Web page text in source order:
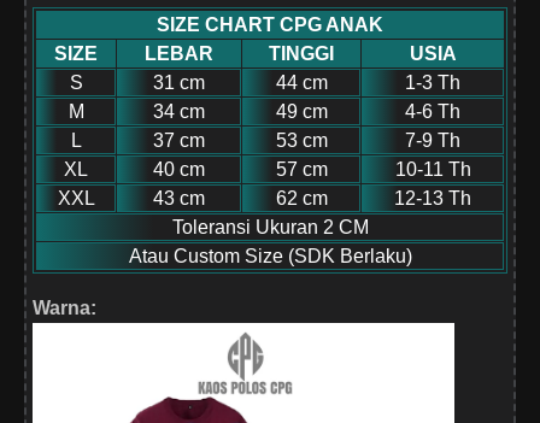
SIZE CHART CPG ANAK
SIZE
LEBAR TINGGI
USIA
S
31 cm 44 cm
1-3 Th
M
34 cm 49 cm
4-6 Th
L
37 cm 53 cm
7-9 Th
XL
40 cm 57 cm
10-11 Th
XXL
43 cm 62 cm
12-13 Th
Toleransi Ukuran 2 CM
Atau Custom Size (SDK Berlaku)
Warna: